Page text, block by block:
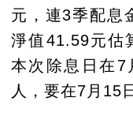
元，連3季配息
淨值41.59元估
本次除息日在7
人，要在7月15